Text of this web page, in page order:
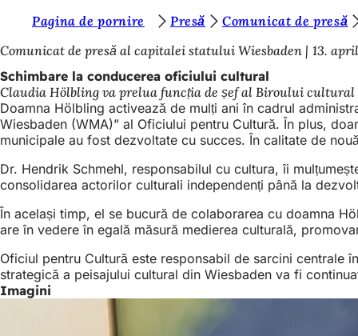
Salt la conținut
u
n
t
e
ț
i
a
i
c
i
:
Pagina de pornire Presă
Comunicat de presă
Comunicat de presă al capitalei statului Wiesbaden
13.
Schimbare la conducerea oficiului cultural
Claudia Hölbling va prelua funcția de șef al Biroului cultural
Doamna Hölbling activează de mulți ani în cadrul
Wiesbaden (WMA)” al Oficiului pentru Cultură. În plus,
municipale au fost dezvoltate cu succes. În calitate de
Dr. Hendrik Schmehl, responsabilul cu cultura, îi
consolidarea actorilor culturali independenți până la
În același timp, el se bucură de colaborarea cu doamna
are în vedere în egală măsură medierea culturală,
Oficiul pentru Cultură este responsabil de sarcini centrale
strategică a peisajului cultural din Wiesbaden va fi
Imagini